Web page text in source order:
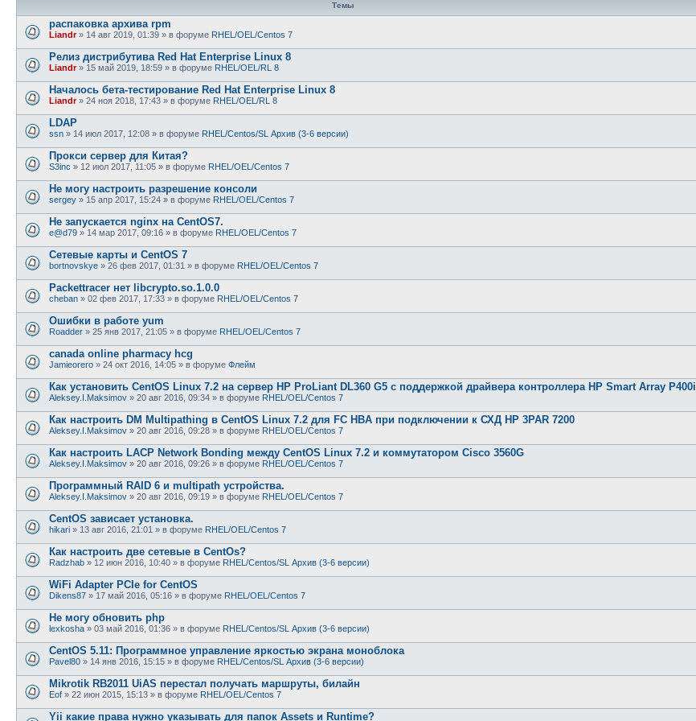
Темы
распаковка архива rpm
Liandr» 14 авг 2019, 01:39 » в форуме RHEL/OEL/Centos 7
Релиз дистрибутива Red Hat Enterprise Linux 8
Liandr» 15 май 2019, 18:59 » в форуме RHEL/OEL/RL 8
Началось бета-тестирование Red Hat Enterprise Linux 8
Liandr» 24 ноя 2018, 17:43 » в форуме RHEL/OEL/RL 8
LDAP
ssn » 14 июл 2017, 12:08 » в форуме RHEL/Centos/SL Архив (3-6 версии)
Прокси сервер для Китая?
S3inc » 12 июл 2017, 11:05 » в форуме RHEL/OEL/Centos 7
Не могу настроить разрешение консоли
sergey » 15 апр 2017, 15:24 » в форуме RHEL/OEL/Centos 7
Не запускается nginx на CentOS7.
e@d79 » 14 мар 2017, 09:16 » в форуме RHEL/OEL/Centos 7
Сетевые карты и CentOS 7
bortnovskye » 26 фев 2017, 01:31 » в форуме RHEL/OEL/Centos 7
Packettracer нет libcrypto.so.1.0.0
cheban » 02 фев 2017, 17:33 » в форуме RHEL/OEL/Centos 7
Ошибки в работе yum
Roadder » 25 янв 2017, 21:05 » в форуме RHEL/OEL/Centos 7
canada online pharmacy hcg
Jamieorero » 24 окт 2016, 14:05 » в форуме Флейм
Как установить CentOS Linux 7.2 на сервер HP ProLiant DL360 G5 с поддержкой драйвера контроллера HP Smart Array P400i
Aleksey.I.Maksimov » 20 авг 2016, 09:34 » в форуме RHEL/OEL/Centos 7
Как настроить DM Multipathing в CentOS Linux 7.2 для FC HBA при подключении к СХД HP 3PAR 7200
Aleksey.I.Maksimov » 20 авг 2016, 09:28 » в форуме RHEL/OEL/Centos 7
Как настроить LACP Network Bonding между CentOS Linux 7.2 и коммутатором Cisco 3560G
Aleksey.I.Maksimov » 20 авг 2016, 09:26 » в форуме RHEL/OEL/Centos 7
Программный RAID 6 и multipath устройства.
Aleksey.I.Maksimov » 20 авг 2016, 09:19 » в форуме RHEL/OEL/Centos 7
CentOS зависает установка.
hikari » 13 авг 2016, 21:01 » в форуме RHEL/OEL/Centos 7
Как настроить две сетевые в CentOs?
Radzhab » 12 июн 2016, 10:40 » в форуме RHEL/Centos/SL Архив (3-6 версии)
WiFi Adapter PCIe for CentOS
Dikens87 » 17 май 2016, 05:16 » в форуме RHEL/OEL/Centos 7
Не могу обновить php
lexkosha » 03 май 2016, 01:36 » в форуме RHEL/Centos/SL Архив (3-6 версии)
CentOS 5.11: Программное управление яркостью экрана моноблока
Pavel80 » 14 янв 2016, 15:15 » в форуме RHEL/Centos/SL Архив (3-6 версии)
Mikrotik RB2011 UiAS перестал получать маршруты, билайн
Eof » 22 июн 2015, 15:13 » в форуме RHEL/OEL/Centos 7
Yii какие права нужно указывать для папок Assets и Runtime?